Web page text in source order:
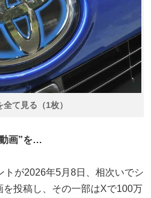
全て見る（1枚）
動画”を…
トが2026年5月8日、相次いでシ
を投稿し、その一部はXで100万